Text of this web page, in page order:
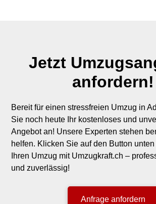
Jetzt
anfordern!
Bereit für einen stressfreien Umzug in
Sie noch heute Ihr kostenloses und
Angebot an! Unsere Experten stehen
helfen. Klicken Sie auf den Button
Ihren Umzug mit Umzugkraft.ch –
und zuverlässig!
Anfrage anfordern